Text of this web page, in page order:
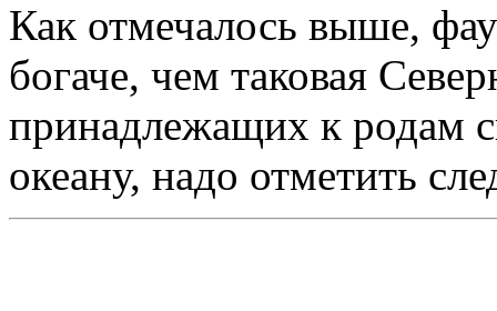
Как отмечалось выше,
богаче, чем таковая
принадлежащих к родам
океану, надо отметить